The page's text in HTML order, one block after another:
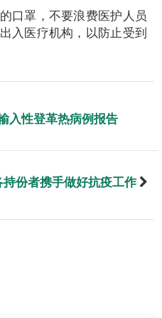
口罩，不要浪费医护人员
入医疗机构，以防止受到
入性登革热病例报告
份者携手做好抗疫工作